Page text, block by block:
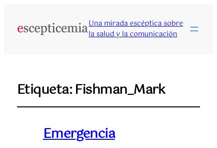
Una mirada escéptica sobre
la salud y la comunicación
Etiqueta:Fishman_Mark
Emergencia